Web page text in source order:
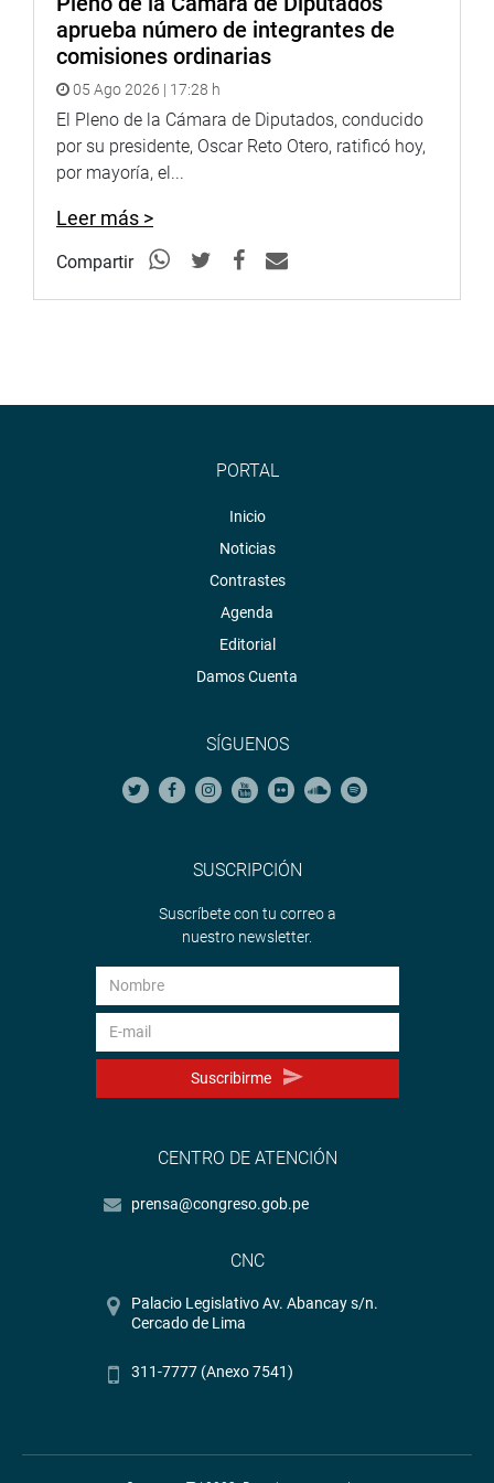
aprueba número de integrantes de
comisiones ordinarias
05 Ago 2026 | 17:28 h
El Pleno de la Cámara de Diputados, conducido
por su presidente, Oscar Reto Otero, ratificó hoy,
por mayoría, el...
Leer más >
Compartir
PORTAL
Inicio
Noticias
Contrastes
Agenda
Editorial
Damos Cuenta
SÍGUENOS
SUSCRIPCIÓN
Suscríbete con tu correo a
nuestro newsletter.
Suscribirme
CENTRO DE ATENCIÓN
prensa@congreso.gob.pe
CNC
Palacio Legislativo Av. Abancay s/n.
Cercado de Lima
311-7777 (Anexo 7541)